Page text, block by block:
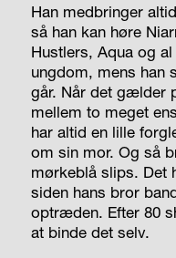
Han medbringer
så han kan høre
Hustlers, Aqua og
ungdom, mens
går. Når det gælder
mellem to meget
har altid en lille
om sin mor. Og så
mørkeblå slips. Det
siden hans bror
optræden. Efter 80
at binde det selv.